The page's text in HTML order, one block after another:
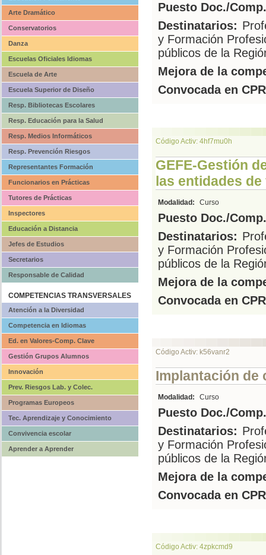
Arte Dramático
Conservatorios
Danza
Escuelas Oficiales Idiomas
Escuela de Arte
Escuela Superior de Diseño
Resp. Bibliotecas Escolares
Resp. Educación para la Salud
Resp. Medios Informáticos
Resp. Prevención Riesgos
Representantes Formación
Funcionarios en Prácticas
Tutores de Prácticas
Inspectores
Educación a Distancia
Jefes de Estudios
Secretarios
Responsable de Calidad
COMPETENCIAS TRANSVERSALES
Atención a la Diversidad
Competencia en Idiomas
Ed. en Valores-Comp. Clave
Gestión Grupos Alumnos
Innovación
Prev. Riesgos Lab. y Colec.
Programas Europeos
Tec. Aprendizaje y Conocimiento
Convivencia escolar
Aprender a Aprender
Puesto Doc./
Destinatarios:
y Formación
públicos de la
Mejora de la
Convocada en
Código Activ: 4hf7mu0h
GEFE-Gestión
las entidades
Modalidad: Curso
Puesto Doc./
Destinatarios:
y Formación
públicos de la
Mejora de la
Convocada en
Código Activ: k56vanr2
Implantación de
Modalidad: Curso
Puesto Doc./
Destinatarios:
y Formación
públicos de la
Mejora de la
Convocada en
Código Activ: 4zpkcmd9